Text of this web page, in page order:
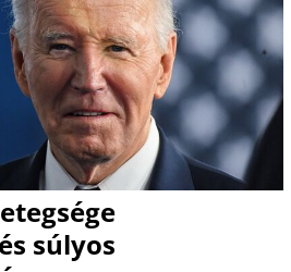
súlyos